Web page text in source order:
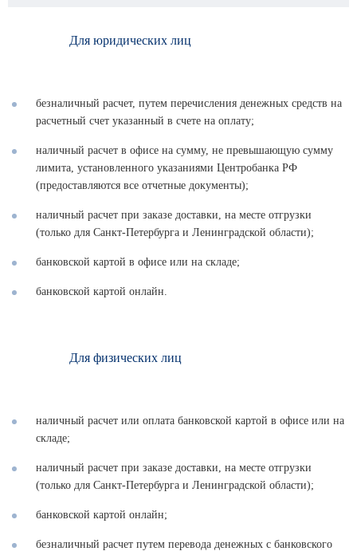
Для юридических лиц
безналичный расчет, путем перечисления денежных средств на
расчетный счет указанный в счете на оплату;
наличный расчет в офисе на сумму, не превышающую сумму
лимита, установленного указаниями Центробанка РФ
(предоставляются все отчетные документы);
наличный расчет при заказе доставки, на месте отгрузки
(только для Санкт-Петербурга и Ленинградской области);
банковской картой в офисе или на складе;
банковской картой онлайн.
Для физических лиц
наличный расчет или оплата банковской картой в офисе или на
складе;
наличный расчет при заказе доставки, на месте отгрузки
(только для Санкт-Петербурга и Ленинградской области);
банковской картой онлайн;
безналичный расчет путем перевода денежных с банковского